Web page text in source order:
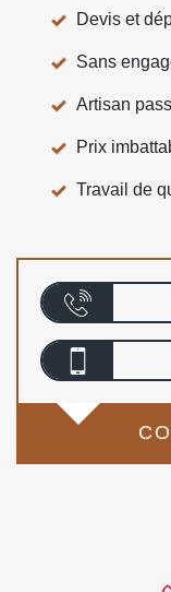
Devis et
Sans
Artisan
Prix
Travail de